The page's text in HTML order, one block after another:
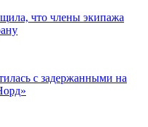
что члены экипажа
с задержанными на